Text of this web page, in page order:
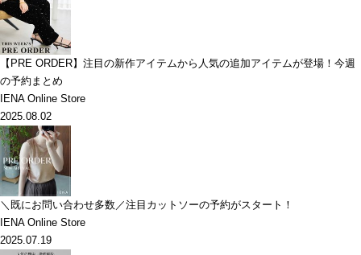
【PRE ORDER】注目の新作アイテムから人気の追加アイテムが登場！今週
の予約まとめ
IENA Online Store
2025.08.02
＼既にお問い合わせ多数／注目カットソーの予約がスタート！
IENA Online Store
2025.07.19